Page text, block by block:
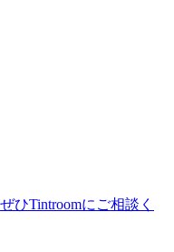
ひTintroomにご相談く